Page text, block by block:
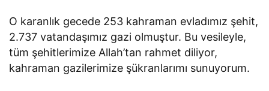
O karanlık gecede 253 kahraman evladımız şehit,
2.737 vatandaşımız gazi olmuştur. Bu vesileyle,
tüm şehitlerimize Allah’tan rahmet diliyor,
kahraman gazilerimize şükranlarımı sunuyorum.